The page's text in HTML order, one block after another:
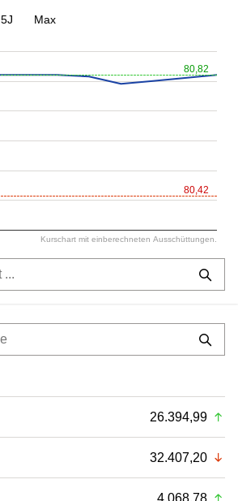
5J Max
80,82
80,42
Kurschart mit einberechneten Ausschüttungen.
26.394,99
32.407,20
4.068,78